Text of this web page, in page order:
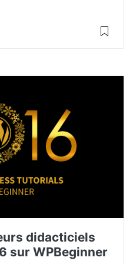
didacticiels
sur WPBeginner